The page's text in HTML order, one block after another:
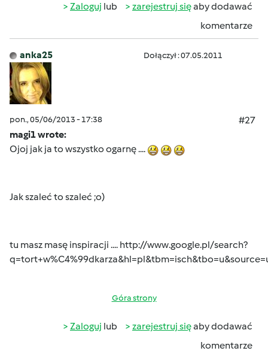
Zaloguj lub zarejestruj sięaby dodawać
komentarze
anka25 Dołączył : 07.05.2011
pon., 05/06/2013 - 17:38
#27
magi1 wrote:
Ojoj jak ja to wszystko ogarnę ....
Jak szaleć to szaleć ;o)
tu masz masę inspiracji .... http://www.google.pl/search?
Góra strony
Zaloguj lub zarejestruj sięaby dodawać
komentarze